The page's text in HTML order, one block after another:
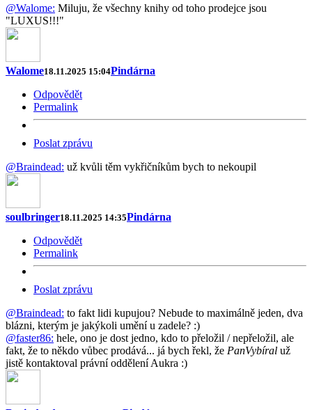
@Walome: Miluju, že všechny knihy od toho prodejce jsou
"LUXUS!!!"
Walome18.11.2025 15:04Pindárna
Odpovědět
Permalink
Poslat zprávu
@Braindead: už kvůli těm vykřičníkům bych to nekoupil
soulbringer18.11.2025 14:35Pindárna
Odpovědět
Permalink
Poslat zprávu
@Braindead: to fakt lidi kupujou? Nebude to maximálně jeden, dva
blázni, kterým je jakýkoli umění u zadele? :)
@faster86: hele, ono je dost jedno, kdo to přeložil / nepřeložil, ale
fakt, že to někdo vůbec prodává... já bych řekl, že PanVybíral už
jistě kontaktoval právní oddělení Aukra :)